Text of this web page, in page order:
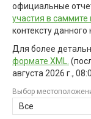
официальные
участия в
контексту данного
Для более
формате XML.
августа 2026 г.,
Выбор
Все